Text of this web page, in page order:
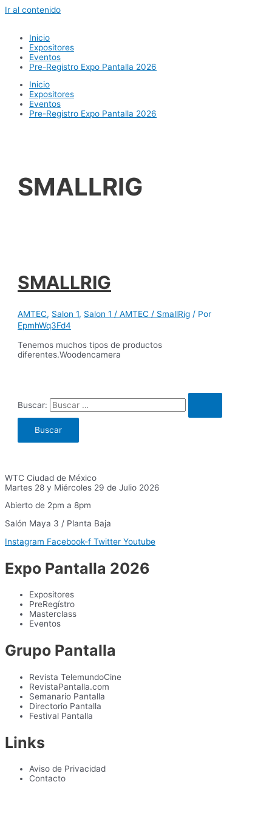
Ir al contenido
Inicio
Expositores
Eventos
Pre-Registro Expo Pantalla 2026
Inicio
Expositores
Eventos
Pre-Registro Expo Pantalla 2026
SMALLRIG
SMALLRIG
AMTEC, Salon 1, Salon 1 / AMTEC / SmallRig / Por
EpmhWq3Fd4
Tenemos muchos tipos de productos
diferentes.Woodencamera
Buscar:
WTC Ciudad de México
Martes 28 y Miércoles 29 de Julio 2026
Abierto de 2pm a 8pm
Salón Maya 3 / Planta Baja
Instagram Facebook-f Twitter Youtube
Expo Pantalla 2026
Expositores
PreRegístro
Masterclass
Eventos
Grupo Pantalla
Revista TelemundoCine
RevistaPantalla.com
Semanario Pantalla
Directorio Pantalla
Festival Pantalla
Links
Aviso de Privacidad
Contacto